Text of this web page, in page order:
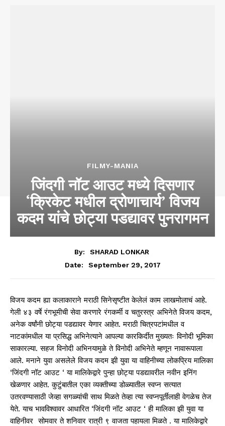
FILMY-MANIA
जिंदगी नॉट आउट मध्ये दिसणार
‘क्रिकेट मधील द्रोणाचार्य’ विजय
कदम यांचे छोट्या पडद्यावर पुनरागमन
By:
SHARAD LONKAR
Date:
September 29, 2017
विजय कदम ह्या कलाकाराने मराठी सिनेसृष्टीत केलेलं काम लाखमोलाचं आहे.
गेली ४३ वर्षे रंगभूमीची सेवा करणारे रंगकर्मी व चतुरस्त्र अभिनेते विजय कदम,
अनेक वर्षांनी छोट्या पडद्यावर येणार आहेत. मराठी चित्रपटांमधील व
नाटकांमधील या प्रसिद्ध अभिनेत्याने आपल्या कारकिर्दीत मुख्यतः विनोदी भूमिका
साकारल्या. सहज विनोदी अभिनयामुळे ते विनोदी अभिनेते म्हणून नावारूपाला
आले. मनाने युवा असलेले विजय कदम झी युवा या वाहिनीच्या लोकप्रिय मालिका
‘जिंदगी नॉट आउट ‘ या मालिकेद्वारे पुन्हा छोट्या पडद्यावरील नवीन इनिंग
खेळणार आहेत. कुटुंबातील एका व्यक्तीच्या डोळ्यातील स्वप्न सत्यात
उतरवण्यासाठी जेव्हा सगळ्यांची साथ मिळते तेव्हा त्या स्वप्नपूर्तीलाही वेगळेच तेज
येते. याच भावविश्वावर आधारित ‘जिंदगी नॉट आउट ‘ ही मालिका झी युवा या
वाहिनीवर सोमवार ते शनिवार रात्री ९ वाजता पहायला मिळते . या मालिकेद्वारे